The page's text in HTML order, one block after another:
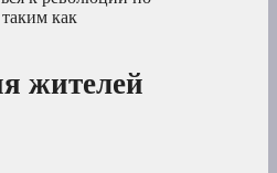
как
жителей